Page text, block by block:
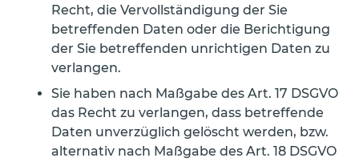
Recht, die Vervollständigung der Sie
betreffenden Daten oder die Berichtigung
der Sie betreffenden unrichtigen Daten zu
verlangen.
Sie haben nach Maßgabe des Art. 17 DSGVO
das Recht zu verlangen, dass betreffende
Daten unverzüglich gelöscht werden, bzw.
alternativ nach Maßgabe des Art. 18 DSGVO